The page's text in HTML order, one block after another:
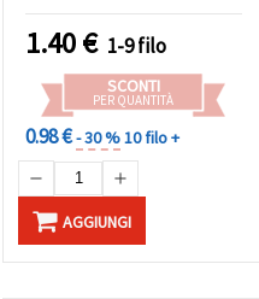
1.40€ 1-9 filo
SCONTI
PER QUANTITÀ
0.98 €- 30 %10 filo +
AGGIUNGI